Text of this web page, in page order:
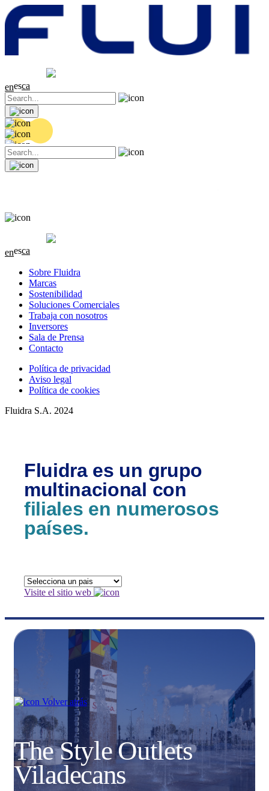
0.06 (+0.3%)
enesca
0.06 (+0.3%)
enesca
Sobre Fluidra
Marcas
Sostenibilidad
Soluciones Comerciales
Trabaja con nosotros
Inversores
Sala de Prensa
Contacto
Política de privacidad
Aviso legal
Política de cookies
Fluidra S.A. 2024
Fluidra es un grupo
multinacional con
filiales en numerosos
países.
Visite el sitio web
Volver atrás
The Style Outlets
Viladecans